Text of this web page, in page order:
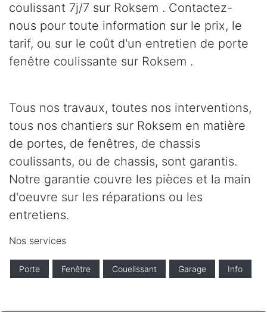
coulissant 7j/7 sur Roksem . Contactez-
nous pour toute information sur le prix, le
tarif, ou sur le coût d'un entretien de porte
fenêtre coulissante sur Roksem .
Tous nos travaux, toutes nos interventions,
tous nos chantiers sur Roksem en matière
de portes, de fenêtres, de chassis
coulissants, ou de chassis, sont garantis.
Notre garantie couvre les pièces et la main
d'oeuvre sur les réparations ou les
entretiens.
Nos services
Porte Fenêtre Couelissant Garage Info